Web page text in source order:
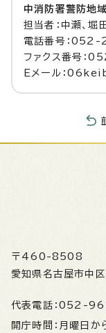
中消防署警防地
担当者：中瀬、堀田
電話番号：
ファクス番号
Eメール：
〒460-8508
愛知県名古屋市中
代表電話： 052-
開庁時間： 月曜日か